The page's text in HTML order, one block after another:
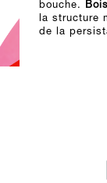
bouche.
la structure
de la